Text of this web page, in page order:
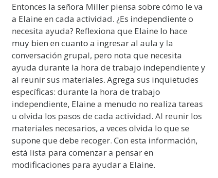
Entonces la señora Miller piensa sobre cómo le va
a Elaine en cada actividad. ¿Es independiente o
necesita ayuda? Reflexiona que Elaine lo hace
muy bien en cuanto a ingresar al aula y la
conversación grupal, pero nota que necesita
ayuda durante la hora de trabajo independiente y
al reunir sus materiales. Agrega sus inquietudes
específicas: durante la hora de trabajo
independiente, Elaine a menudo no realiza tareas
u olvida los pasos de cada actividad. Al reunir los
materiales necesarios, a veces olvida lo que se
supone que debe recoger. Con esta información,
está lista para comenzar a pensar en
modificaciones para ayudar a Elaine.